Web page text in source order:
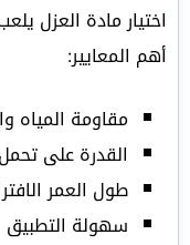
اختيار مادة العزل
أهم المعايير:
مقاومة المياه
القدرة على
طول العمر
سهولة التطبيق